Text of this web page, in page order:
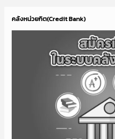
คลังหน่วยกิต(Credit Bank)